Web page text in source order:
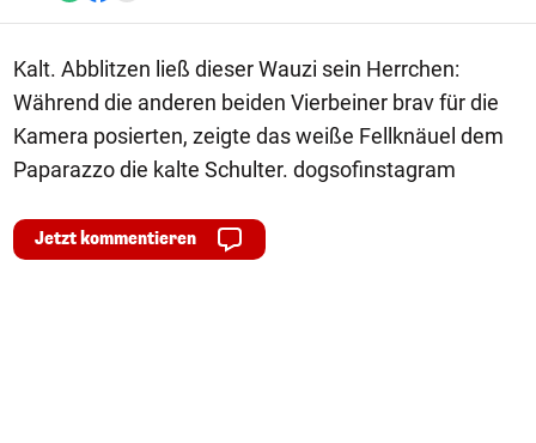
Kalt. Abblitzen ließ dieser Wauzi sein Herrchen:
Während die anderen beiden Vierbeiner brav für die
Kamera posierten, zeigte das weiße Fellknäuel dem
Paparazzo die kalte Schulter. dogsofinstagram
Jetzt kommentieren